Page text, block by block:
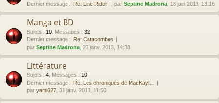
Dernier message : Re: Line Rider par Septine Madrona , 18 juin 2013, 13:16
Manga et BD
Sujets : 10 Messages : 32
Dernier message : Re: Catacombes
par Septine Madrona , 27 janv. 2013, 14:38
Littérature
Sujets : 4 Messages : 10
Dernier message : Re: Les chroniques de MacKayl…
par yami627 , 31 janv. 2013, 11:50